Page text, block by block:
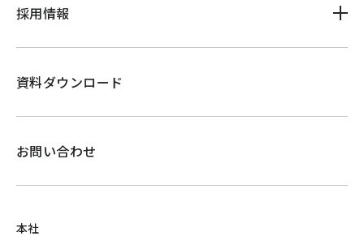
採用情報
資料ダウンロード
お問い合わせ
本社